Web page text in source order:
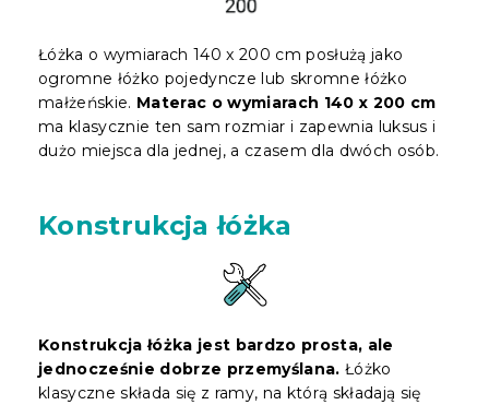
Łóżka o wymiarach 140 x 200 cm posłużą jako
ogromne łóżko pojedyncze lub skromne łóżko
małżeńskie. Materac o wymiarach 140 x 200 cm
ma klasycznie ten sam rozmiar i zapewnia luksus i
dużo miejsca dla jednej, a czasem dla dwóch osób.
Konstrukcja łóżka
Konstrukcja łóżka jest bardzo prosta, ale
jednocześnie dobrze przemyślana. Łóżko
klasyczne składa się z ramy, na którą składają się